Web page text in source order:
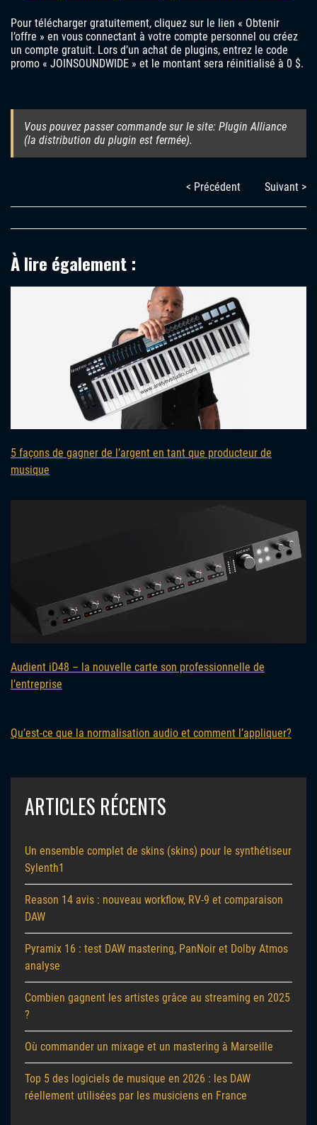
Pour télécharger gratuitement, cliquez sur le lien « Obtenir
l’offre » en vous connectant à votre compte personnel ou créez
un compte gratuit. Lors d’un achat de plugins, entrez le code
promo « JOINSOUNDWIDE » et le montant sera réinitialisé à 0 $.
Vous pouvez passer commande sur le site: Plugin Alliance
(la distribution du plugin est fermée).
< Précédent Suivant >
À lire également :
5 façons de gagner de l’argent en tant que producteur de
musique
Audient iD48 – la nouvelle carte son professionnelle de
l’entreprise
Qu’est-ce que la normalisation audio et comment l’appliquer?
ARTICLES RÉCENTS
Un ensemble complet de skins (skins) pour le synthétiseur
Sylenth1
Reason 14 avis : nouveau workflow, RV-9 et comparaison
DAW
Pyramix 16 : test DAW mastering, PanNoir et Dolby Atmos
analyse
Combien gagnent les artistes grâce au streaming en 2025
?
Où commander un mixage et un mastering à Marseille
Top 5 des logiciels de musique en 2026 : les DAW
réellement utilisées par les musiciens en France